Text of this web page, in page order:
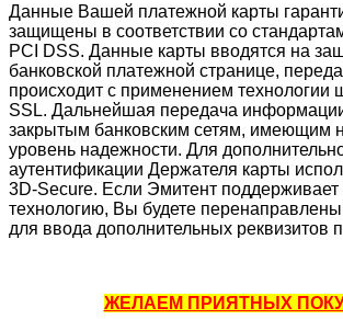
Данные Вашей платежной карты
защищены в соответствии со
PCI DSS. Данные карты вводятся на
банковской платежной странице,
происходит с применением технологии
SSL. Дальнейшая передача
закрытым банковским сетям, имеющим
уровень надежности. Для
аутентификации Держателя карты
3D-Secure. Если Эмитент
технологию, Вы будете
для ввода дополнительных реквизитов
ЖЕЛАЕМ ПРИЯТНЫХ